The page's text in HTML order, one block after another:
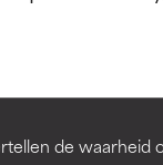
de waarheid